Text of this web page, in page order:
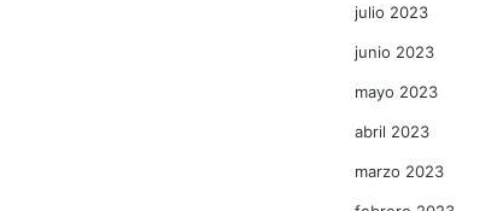
julio 2023
junio 2023
mayo 2023
abril 2023
marzo 2023